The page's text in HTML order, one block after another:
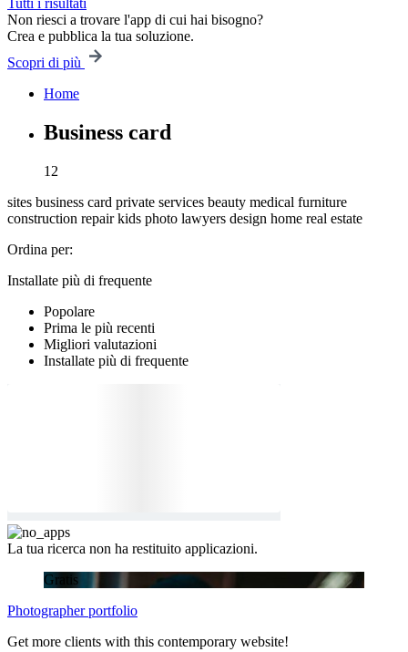
Tutti i risultati
Non riesci a trovare l'app di cui hai bisogno?
Crea e pubblica la tua soluzione.
Scopri di più
Home
Business card
12
sites business card private services beauty medical furniture
construction repair kids photo lawyers design home real estate
Ordina per:
Installate più di frequente
Popolare
Prima le più recenti
Migliori valutazioni
Installate più di frequente
La tua ricerca non ha restituito applicazioni.
Gratis
Photographer portfolio
Get more clients with this contemporary website!